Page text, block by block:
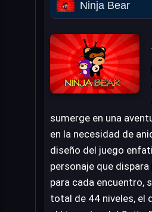
Ninja Bear
sumerge en una
en la necesidad de
diseño del juego
personaje que
para cada encuentro,
total de 44 niveles, el